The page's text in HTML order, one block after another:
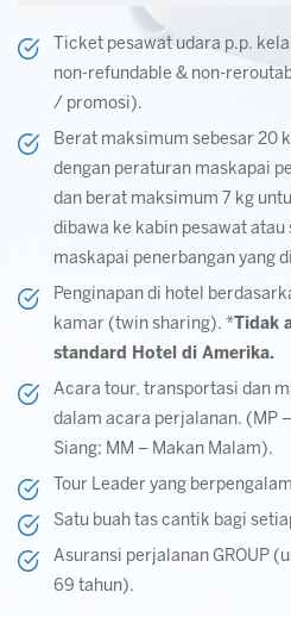
Ticket pesawat udara p.p.
non-refundable & non-
/ promosi).
Berat maksimum sebesar 20
dengan peraturan maskapai
dan berat maksimum 7 kg
dibawa ke kabin pesawat
maskapai penerbangan yang
Penginapan di hotel
kamar (twin sharing). * Tidak
standard Hotel di Amerika.
Acara tour, transportasi dan
dalam acara perjalanan. (MP
Siang; MM – Makan Malam).
Tour Leader yang
Satu buah tas cantik bagi
Asuransi perjalanan GROUP
69 tahun).